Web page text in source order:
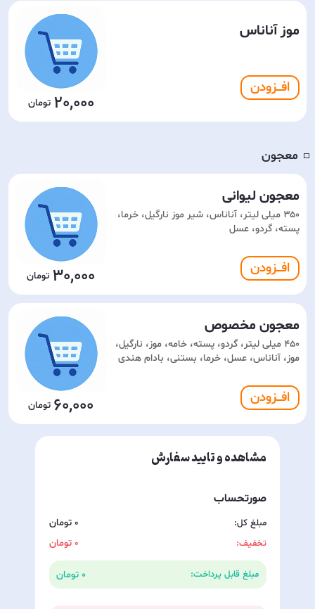
موز آناناس
افـــزودن
20,000
◽️ معجون
معجون لیوانی
۳۵۰ میلی لیتر، آناناس، شیر موز نارگیل، خرما،
پسته، گردو، عسل
افـــزودن 30,000
معجون مخصوص
۴۵۰ میلی لیتر، گردو، پسته، خامه، موز، نارگیل،
موز، آناناس، عسل، خرما، بستنی، بادام هندی
افـــزودن 60,000
مشاهده و تایید سفارش
صورتحساب
مبلغ کل:
0
تخفیف:
0
مبلغ قابل پرداخت: 0